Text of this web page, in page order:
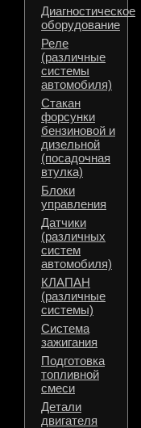
Диагностическое
оборудование
Реле
(различные
системы
автомобиля)
Стакан
форсунки
бензиновой и
дизельной
(посадочная
втулка)
Блоки
управления
Датчики
(различных
систем
автомобиля)
КЛАПАН
(различные
системы)
Система
зажигания
Подготовка
топливной
смеси
Детали
двигателя